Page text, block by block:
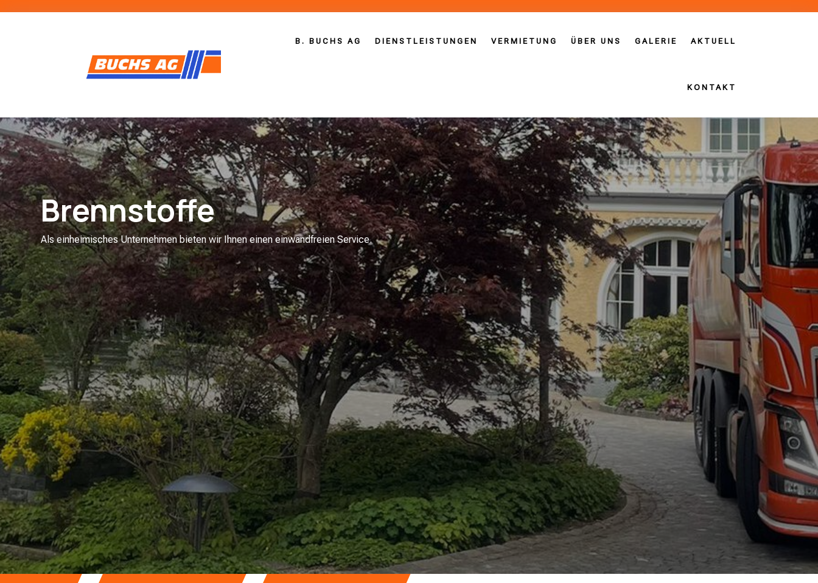
B. BUCHS AG DIENSTLEISTUNGEN VERMIETUNG ÜBER UNS GALERIE AKTUELL
KONTAKT
Brennstoffe
Als einheimisches Unternehmen bieten wir Ihnen einen einwandfreien Service.